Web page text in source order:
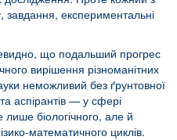
завдання, експериментальні
що подальший прогрес
вирішення різноманітних
неможливий без ґрунтовної
аспірантів — у сфері
біологічного, але й
математичного циклів.